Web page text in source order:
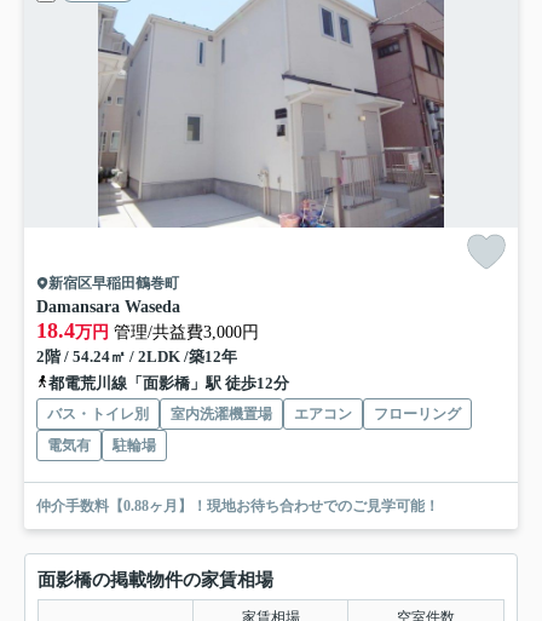
新宿区早稲田鶴巻町
Damansara Waseda
18.4万円 管理/共益費3,000円
2階 / 54.24㎡ / 2LDK /築12年
都電荒川線「面影橋」駅 徒歩12分
バス・トイレ別 室内洗濯機置場 エアコン
フローリング
電気有
駐輪場
仲介手数料【0.88ヶ月】！現地お待ち合わせでのご見学可能！
面影橋の掲載物件の家賃相場
家賃相場 空室件数